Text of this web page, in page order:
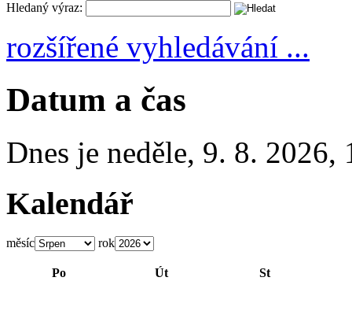
Hledaný výraz:
rozšířené vyhledávání ...
Datum a čas
Dnes je neděle, 9. 8. 2026,
Kalendář
měsíc rok
Po Út St